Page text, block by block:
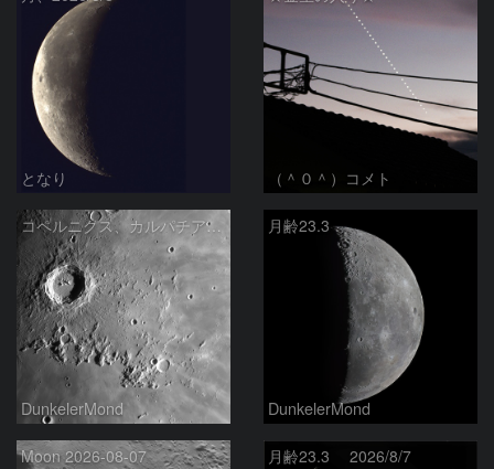
となり （＾０＾）コメト
コペルニクス、カルパチア山脈付近
DunkelerMond
月齢23.3
DunkelerMond
Moon 2026-08-07 月齢23.3 2026/8/7